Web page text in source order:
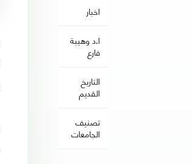
اخبار
ا.د وهيبة
فارع
التاريخ
القديم
تصنيف
الجامعات